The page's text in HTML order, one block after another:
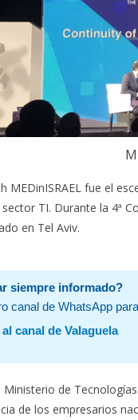
MEDinISRAEL fue el
TI. Durante la 4ª
en Tel Aviv.
siempre informado?
canal de WhatsApp
canal de Valaguela
de
de los empresarios